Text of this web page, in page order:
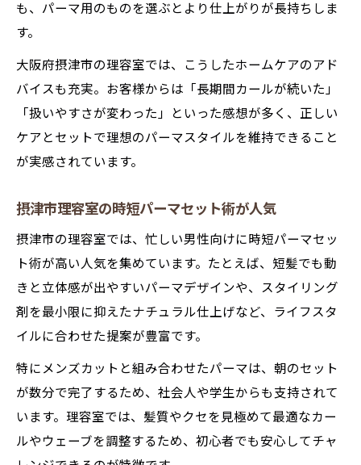
も、パーマ用のものを選ぶとより仕上がりが長持ちしま
す。
大阪府摂津市の理容室では、こうしたホームケアのアド
バイスも充実。お客様からは「長期間カールが続いた」
「扱いやすさが変わった」といった感想が多く、正しい
ケアとセットで理想のパーマスタイルを維持できること
が実感されています。
摂津市理容室の時短パーマセット術が人気
摂津市の理容室では、忙しい男性向けに時短パーマセッ
ト術が高い人気を集めています。たとえば、短髪でも動
きと立体感が出やすいパーマデザインや、スタイリング
剤を最小限に抑えたナチュラル仕上げなど、ライフスタ
イルに合わせた提案が豊富です。
特にメンズカットと組み合わせたパーマは、朝のセット
が数分で完了するため、社会人や学生からも支持されて
います。理容室では、髪質やクセを見極めて最適なカー
ルやウェーブを調整するため、初心者でも安心してチャ